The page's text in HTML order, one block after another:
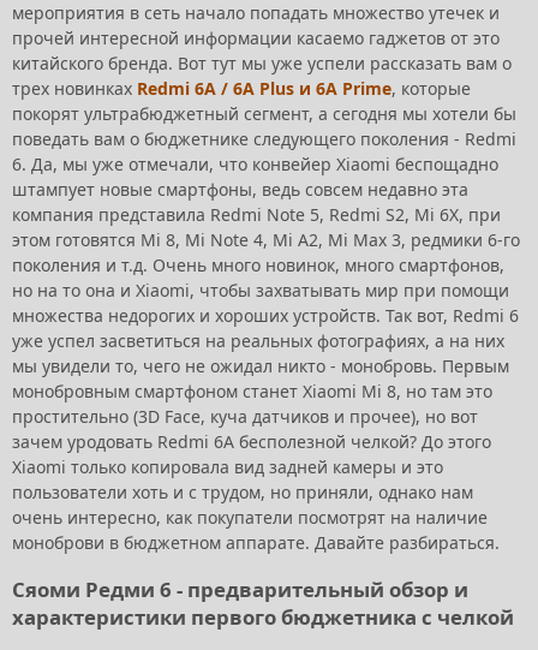
мероприятия в сеть начало попадать множество утечек и
прочей интересной информации касаемо гаджетов от это
китайского бренда. Вот тут мы уже успели рассказать вам о
трех новинках Redmi 6A / 6A Plus и 6A Prime, которые
покорят ультрабюджетный сегмент, а сегодня мы хотели бы
поведать вам о бюджетнике следующего поколения - Redmi
6. Да, мы уже отмечали, что конвейер Xiaomi беспощадно
штампует новые смартфоны, ведь совсем недавно эта
компания представила Redmi Note 5, Redmi S2, Mi 6X, при
этом готовятся Mi 8, Mi Note 4, Mi A2, Mi Max 3, редмики 6-го
поколения и т.д. Очень много новинок, много смартфонов,
но на то она и Xiaomi, чтобы захватывать мир при помощи
множества недорогих и хороших устройств. Так вот, Redmi 6
уже успел засветиться на реальных фотографиях, а на них
мы увидели то, чего не ожидал никто - монобровь. Первым
монобровным смартфоном станет Xiaomi Mi 8, но там это
простительно (3D Face, куча датчиков и прочее), но вот
зачем уродовать Redmi 6A бесполезной челкой? До этого
Xiaomi только копировала вид задней камеры и это
пользователи хоть и с трудом, но приняли, однако нам
очень интересно, как покупатели посмотрят на наличие
моноброви в бюджетном аппарате. Давайте разбираться.
Сяоми Редми 6 - предварительный обзор и
характеристики первого бюджетника с челкой